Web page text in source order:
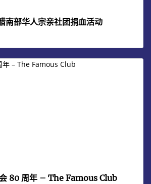
南部华人宗亲社团捐血活动
80 周年 – The Famous Club